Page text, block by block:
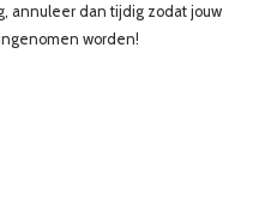
annuleer dan tijdig zodat jouw
worden!